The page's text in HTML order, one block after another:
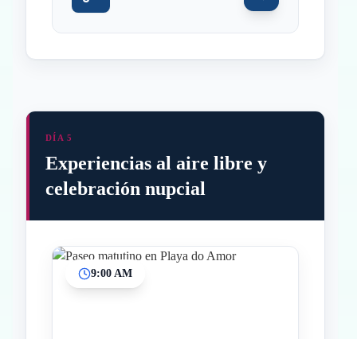
DÍA 5
Experiencias al aire libre y
celebración nupcial
9:00 AM